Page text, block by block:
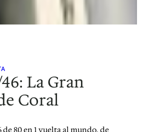
La Gran
Coral